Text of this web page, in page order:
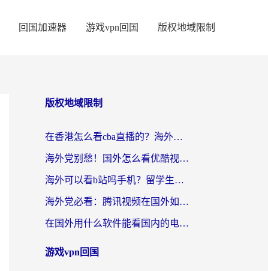
回国加速器 游戏vpn回国 版权地域限制
版权地域限制
在香港怎么看cba直播的？海外党体育观赛终极指南：告别版权限制，畅享中文解说
海外党别愁！国外怎么看优酷视频？一招解决追剧、看直播难题
海外可以看b站吗手机？留学生亲测有效的回国加速指南
海外党必看：腾讯视频在国外如何解除地域限制？附优酷咪咕使用指南
在国外用什么软件能看国内的电视剧啊？留学生亲测有效的回国加速方案
游戏vpn回国